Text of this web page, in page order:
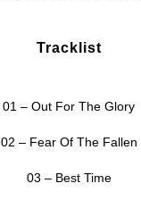
Tracklist
01 – Out For The Glory
02 – Fear Of The Fallen
03 – Best Time